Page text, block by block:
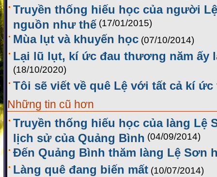
Truyền thống hiếu học của người
nguồn như thế (17/01/2015)
Mùa lụt và khuyến học (07/10/2014)
Lại lũ lụt, kí ức đau thương năm ấy
(18/10/2020)
Tôi sẽ viết về quê Lệ với tất cả kí
Những tin cũ hơn
Truyền thống hiếu học của làng Lệ
lịch sử của Quảng Bình (04/09/2014)
Đến Quảng Bình thăm làng Lệ Sơn
Làng quê đang biến mất (10/07/2014)